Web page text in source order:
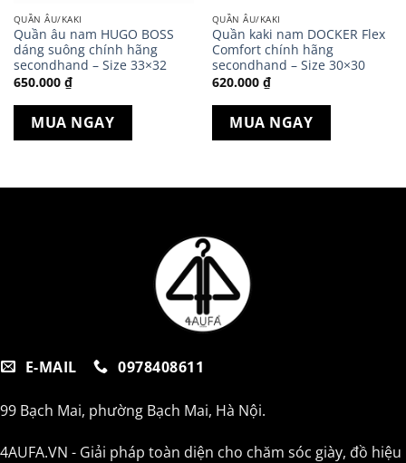
QUẦN ÂU/KAKI
Quần âu nam HUGO BOSS
dáng suông chính hãng
secondhand – Size 33×32
650.000 ₫
MUA NGAY
QUẦN ÂU/KAKI
Quần kaki nam DOCKER Flex
Comfort chính hãng
secondhand – Size 30×30
620.000 ₫
MUA NGAY
E-MAIL 0978408611
99 Bạch Mai, phường Bạch Mai, Hà Nội.
4AUFA.VN - Giải pháp toàn diện cho chăm sóc giày, đồ hiệu